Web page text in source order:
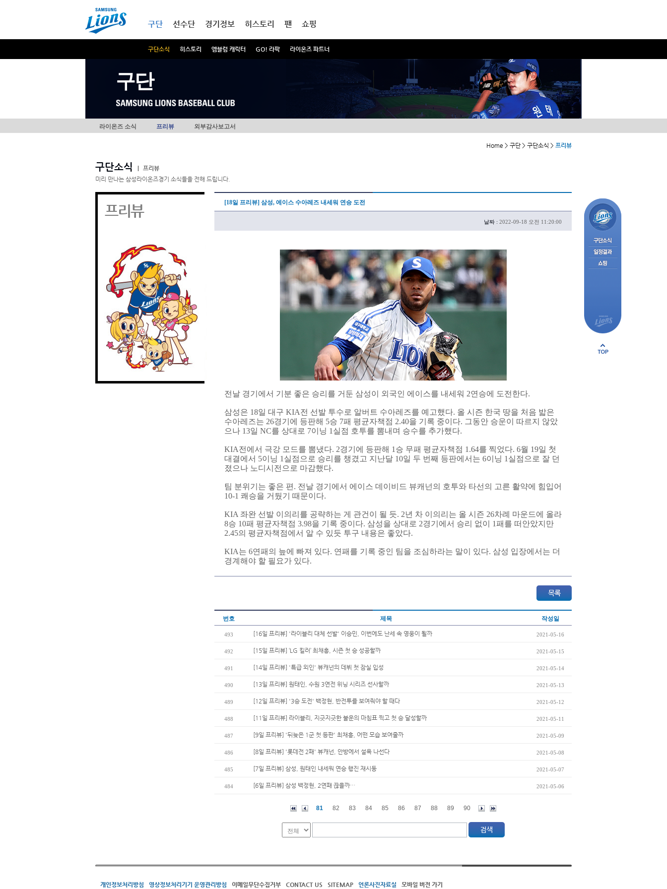
구단
구단소식 히스토리 엠블럼 캐릭터 GO! 라팍 라이온즈 파트너
선수단 경기정보 히스토리 팬 쇼핑
구단
라이온즈 소식 프리뷰 외부감사보고서
Home > 구단 > 구단소식 > 프리뷰
구단소식
프리뷰
미리 만나는 삼성라이온즈경기 소식들을 전해 드립니다.
프리뷰 [18일 프리뷰] 삼성, 에이스 수아레즈 내세워 연승 도전
날짜 : 2022-09-18 오전 11:20:00
전날 경기에서 기분 좋은 승리를 거둔 삼성이 외국인 에이스를 내세워 2연승에 도전한다.
삼성은 18일 대구 KIA전 선발 투수로 알버트 수아레즈를 예고했다. 올 시즌 한국 땅을 처음 밟은
수아레즈는 26경기에 등판해 5승 7패 평균자책점 2.40을 기록 중이다. 그동안 승운이 따르지 않았
으나 13일 NC를 상대로 7이닝 1실점 호투를 뽐내며 승수를 추가했다.
KIA전에서 극강 모드를 뽐냈다. 2경기에 등판해 1승 무패 평균자책점 1.64를 찍었다. 6월 19일 첫
대결에서 5이닝 1실점으로 승리를 챙겼고 지난달 10일 두 번째 등판에서는 6이닝 1실점으로 잘 던
졌으나 노디시전으로 마감했다.
팀 분위기는 좋은 편. 전날 경기에서 에이스 데이비드 뷰캐넌의 호투와 타선의 고른 활약에 힘입어
10-1 쾌승을 거뒀기 때문이다.
KIA 좌완 선발 이의리를 공략하는 게 관건이 될 듯. 2년 차 이의리는 올 시즌 26차례 마운드에 올라
8승 10패 평균자책점 3.98을 기록 중이다. 삼성을 상대로 2경기에서 승리 없이 1패를 떠안았지만
2.45의 평균자책점에서 알 수 있듯 투구 내용은 좋았다.
KIA는 6연패의 늪에 빠져 있다. 연패를 기록 중인 팀을 조심하라는 말이 있다. 삼성 입장에서는 더
경계해야 할 필요가 있다.
번호 제목 작성일
493 [16일 프리뷰] '라이블리 대체 선발' 이승민, 이번에도 난세 속 영웅이 될까 2021-05-16
492 [15일 프리뷰] ‘LG 킬러’ 최채흥, 시즌 첫 승 성공할까 2021-05-15
491 [14일 프리뷰] '특급 외인' 뷰캐넌의 데뷔 첫 잠실 입성 2021-05-14
490 [13일 프리뷰] 원태인, 수원 3연전 위닝 시리즈 선사할까 2021-05-13
489 [12일 프리뷰] '3승 도전' 백정현, 반전투를 보여줘야 할 때다 2021-05-12
488 [11일 프리뷰] 라이블리, 지긋지긋한 불운의 마침표 찍고 첫 승 달성할까 2021-05-11
487 [9일 프리뷰] '뒤늦은 1군 첫 등판' 최채흥, 어떤 모습 보여줄까 2021-05-09
486 [8일 프리뷰] '롯데전 2패' 뷰캐넌, 안방에서 설욕 나선다 2021-05-08
485 [7일 프리뷰] 삼성, 원태인 내세워 연승 행진 재시동 2021-05-07
484 [6일 프리뷰] 삼성 백정현, 2연패 끊을까… 2021-05-06
81 82 83 84 85 86 87 88 89 90
개인정보처리방침 영상정보처리기기 운영관리방침 이메일무단수집거부 CONTACT US SITEMAP 언론사진자료실 모바일 버전 가기